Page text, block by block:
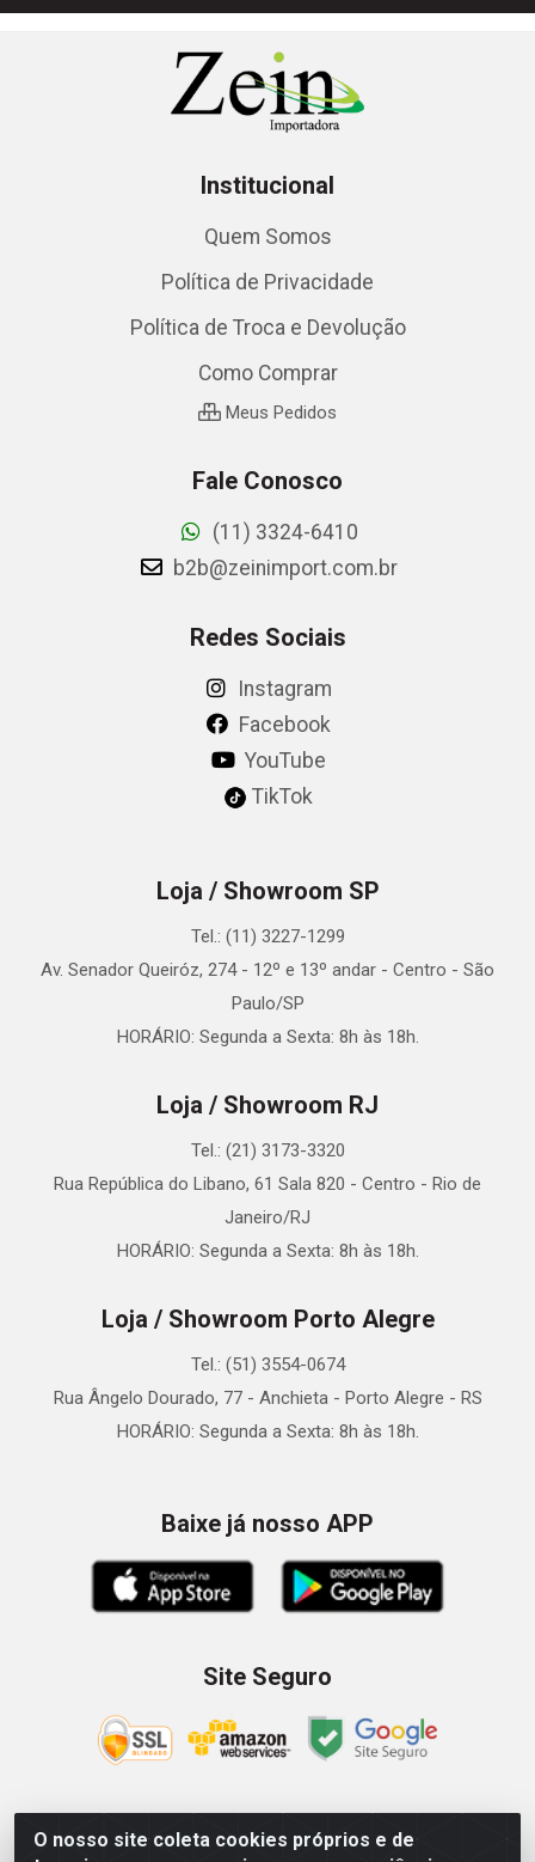
O nosso site coleta cookies próprios e de
Institucional
Quem Somos
Política de Privacidade
Política de Troca e Devolução
Como Comprar
Meus Pedidos
Fale Conosco
(11) 3324-6410
b2b@zeinimport.com.br
Redes Sociais
Instagram
Facebook
YouTube
TikTok
Loja / Showroom SP
Tel.: (11) 3227-1299
Av. Senador Queiróz, 274 - 12º e 13º andar - Centro - São
Paulo/SP
HORÁRIO: Segunda a Sexta: 8h às 18h.
Loja / Showroom RJ
Tel.: (21) 3173-3320
Rua República do Libano, 61 Sala 820 - Centro - Rio de
Janeiro/RJ
HORÁRIO: Segunda a Sexta: 8h às 18h.
Loja / Showroom Porto Alegre
Tel.: (51) 3554-0674
Rua Ângelo Dourado, 77 - Anchieta - Porto Alegre - RS
HORÁRIO: Segunda a Sexta: 8h às 18h.
Baixe já nosso APP
Site Seguro
Zein Importação e Comércio LTDA - Av. Senador Queiróz, 274